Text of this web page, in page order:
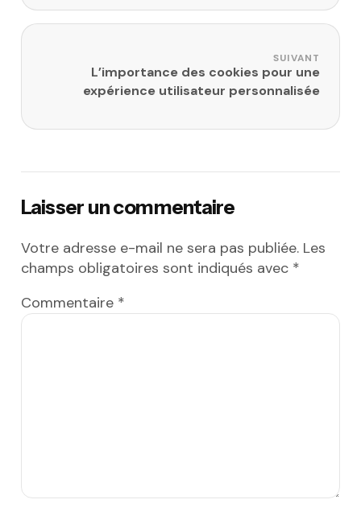
SUIVANT
L’importance des cookies pour une
expérience utilisateur personnalisée
Laisser un commentaire
Votre adresse e-mail ne sera pas publiée. Les
champs obligatoires sont indiqués avec *
Commentaire *